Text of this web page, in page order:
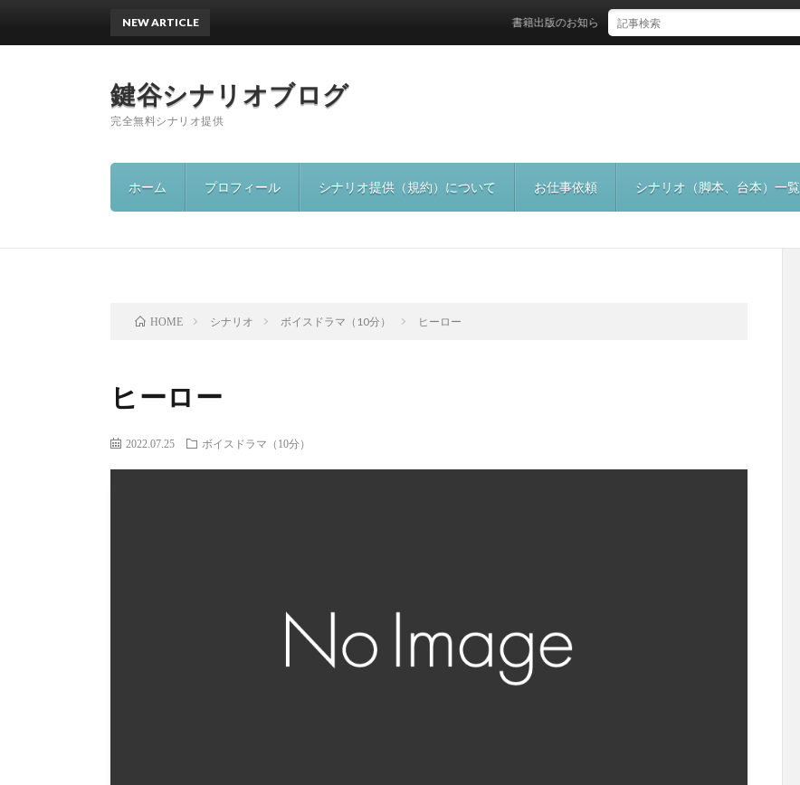
鍵谷シナリオブログ
完全無料シナリオ提供
ホーム プロフィール シナリオ提供（規約）について お仕事依頼 シナリオ（脚本、台本）一覧
NEW ARTICLE 書籍出版のお知らせ
HOME シナリオ ボイスドラマ（10分） ヒーロー
ヒーロー
2022.07.25 ボイスドラマ（10分）